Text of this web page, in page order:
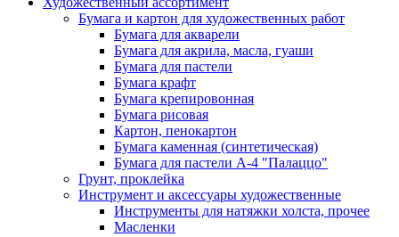
Бумага и картон для художественных работ
Бумага для акварели
Бумага для акрила, масла, гуаши
Бумага для пастели
Бумага крафт
Бумага крепировонная
Бумага рисовая
Картон, пенокартон
Бумага каменная (синтетическая)
Бумага для пастели А-4 "Палаццо"
Грунт, проклейка
Инструмент и аксессуары художественные
Инструменты для натяжки холста, прочее
Масленки